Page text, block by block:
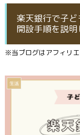
楽天銀行で子
開設手順を説明
※当ブログはアフィリ
生活